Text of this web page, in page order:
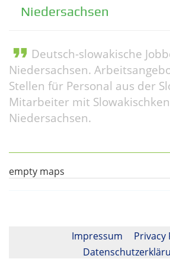
Niedersachsen
format_quote Deutsch-slowakische
Niedersachsen.
Stellen für Personal aus der
Mitarbeiter mit
Niedersachsen.
empty maps
Impressum
Privacy